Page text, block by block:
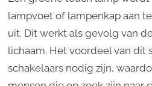
lampvoet of lampenkap aan
uit. Dit werkt als gevolg van
lichaam. Het voordeel van dit
schakelaars nodig zijn,